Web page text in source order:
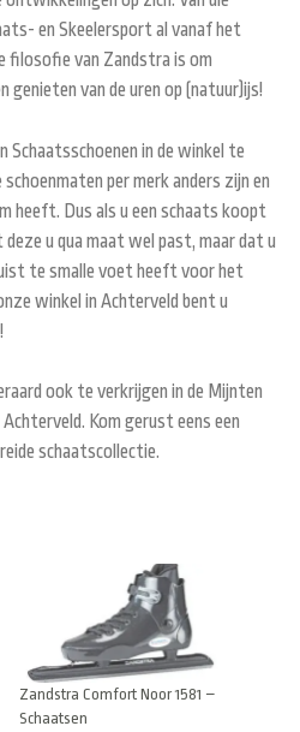
en Skeelersport al vanaf het
filosofie van Zandstra is om
van de uren op (natuur)ijs!
Schaatsschoenen in de winkel te
per merk anders zijn en
heeft. Dus als u een schaats koopt
u qua maat wel past, maar dat u
te smalle voet heeft voor het
winkel in Achterveld bent u
ook te verkrijgen in de Mijnten
Kom gerust eens een
schaatscollectie.
Zandstra Comfort Noor 1581 –
Schaatsen